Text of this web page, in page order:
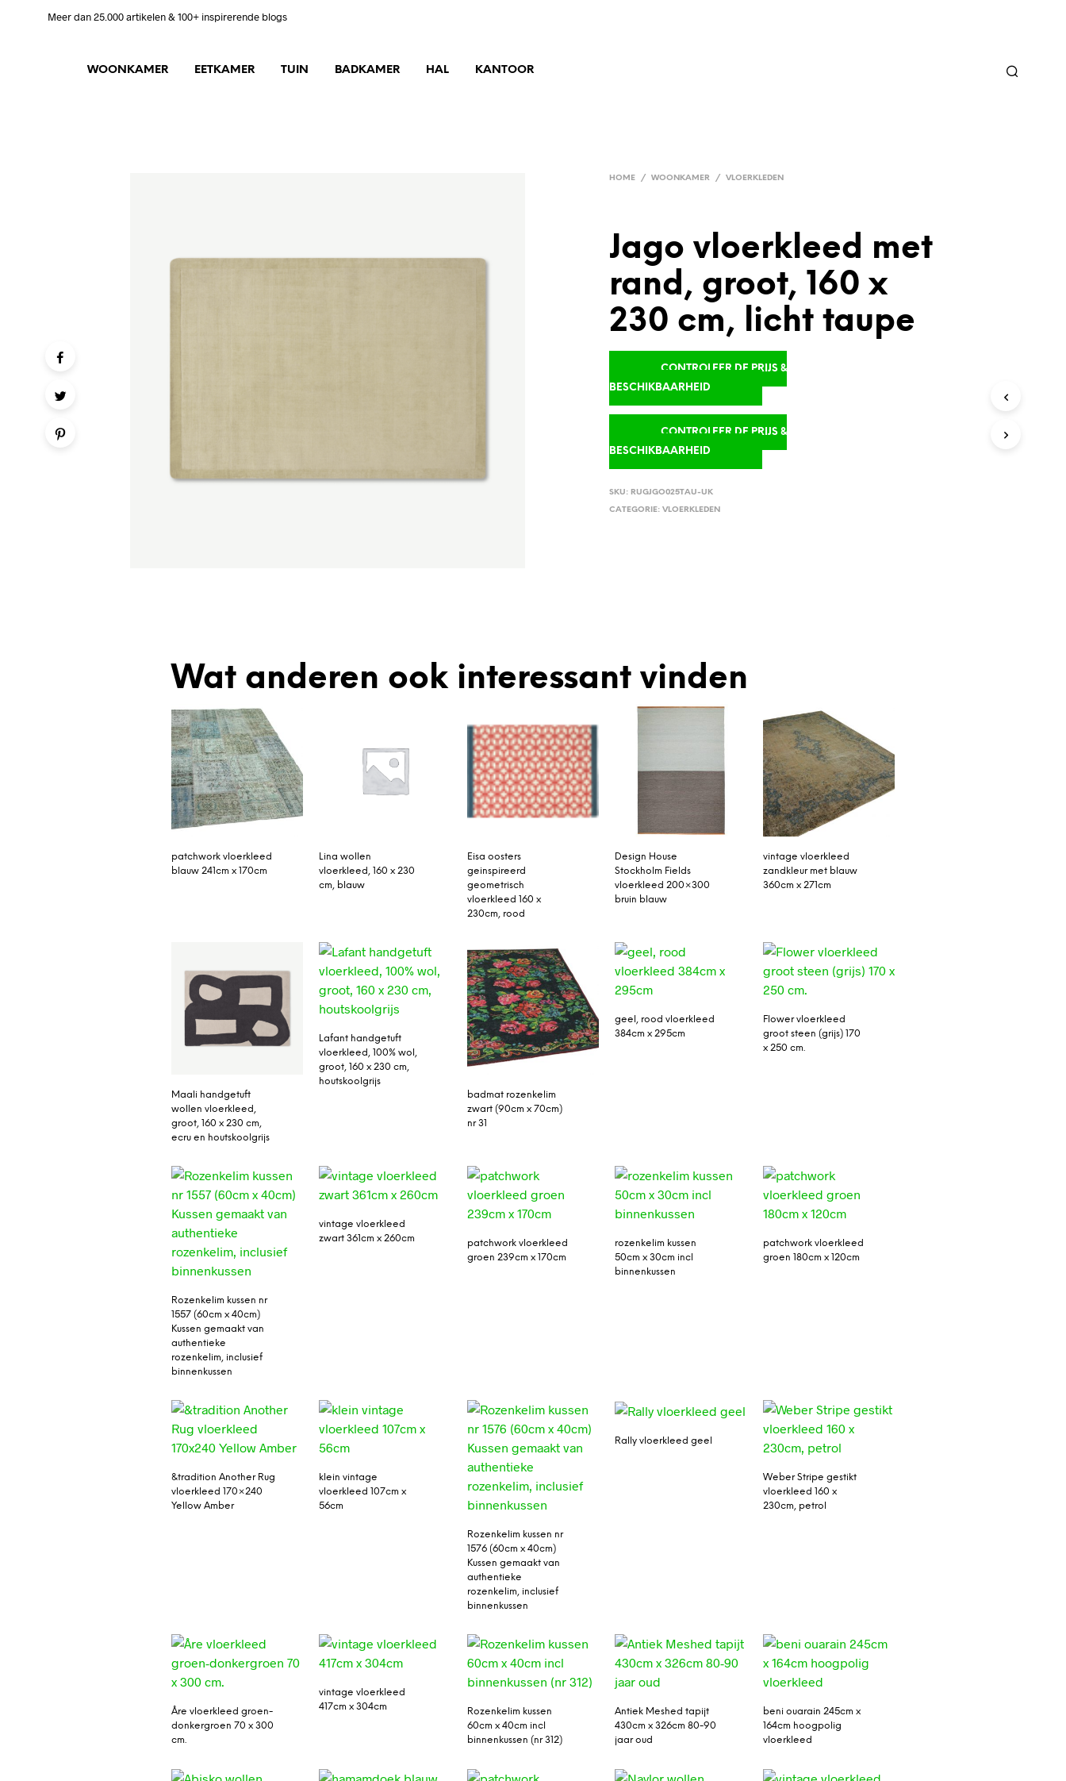
Meer dan 25.000 artikelen & 100+ inspirerende blogs
WOONKAMER EETKAMER TUIN BADKAMER HAL KANTOOR
HOME / WOONKAMER / VLOERKLEDEN
Jago vloerkleed met
rand, groot, 160 x
230 cm, licht taupe
CONTROLEER DE PRIJS &
BESCHIKBAARHEID
CONTROLEER DE PRIJS &
BESCHIKBAARHEID
SKU: RUGJGO025TAU-UK
CATEGORIE:VLOERKLEDEN
Wat anderen ook interessant vinden
patchwork vloerkleed
blauw 241cm x 170cm
Lina wollen
vloerkleed, 160 x 230
cm, blauw
Eisa oosters
geinspireerd
geometrisch
vloerkleed 160 x
230cm, rood
Design House
Stockholm Fields
vloerkleed 200×300
bruin blauw
vintage vloerkleed
zandkleur met blauw
360cm x 271cm
Maali handgetuft
wollen vloerkleed,
groot, 160 x 230 cm,
ecru en houtskoolgrijs
Lafant handgetuft
vloerkleed, 100% wol,
groot, 160 x 230 cm,
houtskoolgrijs
badmat rozenkelim
zwart (90cm x 70cm)
nr 31
geel, rood vloerkleed
384cm x 295cm
Flower vloerkleed
groot steen (grijs) 170
x 250 cm.
Rozenkelim kussen nr
1557 (60cm x 40cm)
Kussen gemaakt van
authentieke
rozenkelim, inclusief
binnenkussen
vintage vloerkleed
zwart 361cm x 260cm
patchwork vloerkleed
groen 239cm x 170cm
rozenkelim kussen
50cm x 30cm incl
binnenkussen
patchwork vloerkleed
groen 180cm x 120cm
&tradition Another Rug
vloerkleed 170×240
Yellow Amber
klein vintage
vloerkleed 107cm x
56cm
Rozenkelim kussen nr
1576 (60cm x 40cm)
Kussen gemaakt van
authentieke
rozenkelim, inclusief
binnenkussen
Rally vloerkleed geel
Weber Stripe gestikt
vloerkleed 160 x
230cm, petrol
Åre vloerkleed groen-
donkergroen 70 x 300
cm.
vintage vloerkleed
417cm x 304cm
Rozenkelim kussen
60cm x 40cm incl
binnenkussen (nr 312)
Antiek Meshed tapijt
430cm x 326cm 80-90
jaar oud
beni ouarain 245cm x
164cm hoogpolig
vloerkleed